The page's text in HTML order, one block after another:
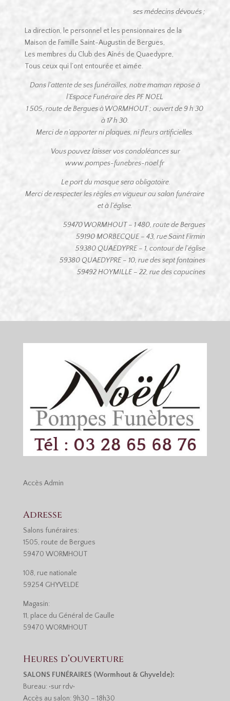
ses médecins dévoués ;
La direction, le personnel et les pensionnaires de la
Maison de Famille Saint-Augustin de Bergues,
Les membres du Club des Aînés de Quaedypre,
Tous ceux qui l’ont entourée et aimée.
Dans l’attente de ses funérailles, notre maman repose à
l’Espace Funéraire des PF NOEL
1 505, route de Bergues à WORMHOUT ; ouvert de 9 h 30
à 17 h 30.
Merci de n’apporter ni plaques, ni fleurs artificielles.
Vous pouvez laisser vos condoléances sur
www.pompes-funebres-noel.fr
Le port du masque sera obligatoire.
Merci de respecter les règles en vigueur au salon funéraire
et à l’église.
59470 WORMHOUT – 1 480, route de Bergues
59190 MORBECQUE – 43, rue Saint Firmin
59380 QUAEDYPRE – 1, contour de l’église
59380 QUAEDYPRE – 10, rue des sept fontaines
59492 HOYMILLE – 22, rue des capucines
Accès Admin
Adresse
Salons funéraires:
1505, route de Bergues
59470 WORMHOUT
108, rue nationale
59254 GHYVELDE
Magasin:
11, place du Général de Gaulle
59470 WORMHOUT
Heures d’ouverture
SALONS FUNÉRAIRES (Wormhout & Ghyvelde):
Bureau: •sur rdv•
Accès au salon: 9h30 – 18h30